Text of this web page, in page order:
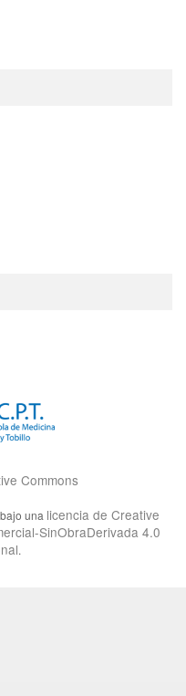
una licencia de Creative
SinObraDerivada 4.0
.